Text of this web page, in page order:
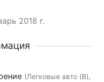
2018 г.
(Легковые авто (B),